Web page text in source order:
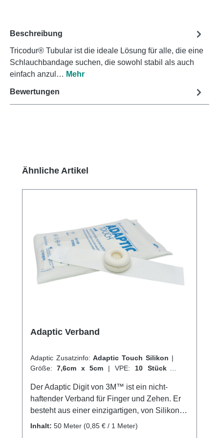
Beschreibung
Tricodur® Tubular ist die ideale Lösung für alle, die eine
Schlauchbandage suchen, die sowohl stabil als auch
einfach anzul… Mehr
Bewertungen
Produktgalerie überspringen
Ähnliche Artikel
Adaptic Verband
Adaptic Zusatzinfo: Adaptic Touch Silikon |
Größe: 7,6cm x 5cm | VPE: 10 Stück
Der Adaptic Digit von 3M™ ist ein nicht-
haftender Verband für Finger und Zehen. Er
besteht aus einer einzigartigen, von Silikon
ummantelten Kontaktschicht, die nicht an der
Inhalt: 50 Meter (0,85 € / 1 Meter)